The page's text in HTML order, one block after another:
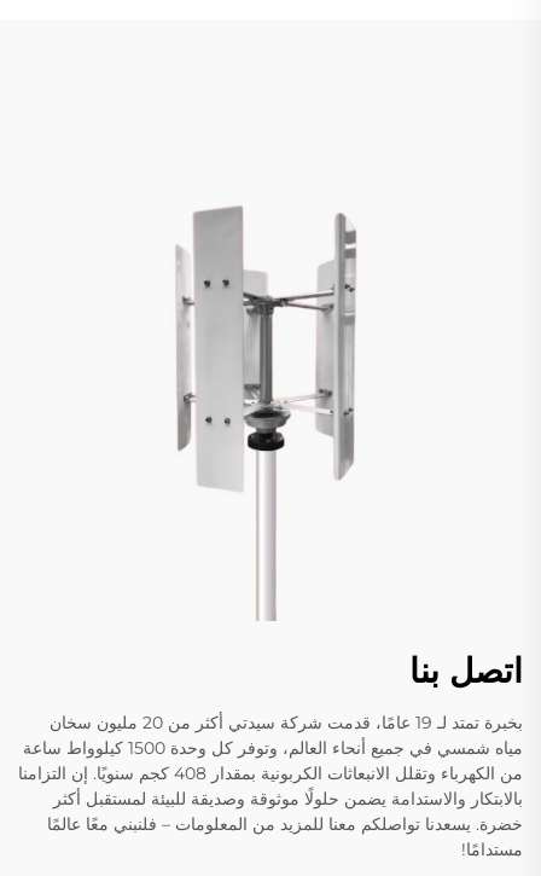
اتصل بنا
بخبرة تمتد لـ 19 عامًا، قدمت شركة سيدتي أكثر من 20 مليون سخان
مياه شمسي في جميع أنحاء العالم، وتوفر كل وحدة 1500 كيلوواط ساعة
من الكهرباء وتقلل الانبعاثات الكربونية بمقدار 408 كجم سنويًا. إن التزامنا
بالابتكار والاستدامة يضمن حلولًا موثوقة وصديقة للبيئة لمستقبل أكثر
خضرة. يسعدنا تواصلكم معنا للمزيد من المعلومات – فلنبني معًا عالمًا
مستدامًا!